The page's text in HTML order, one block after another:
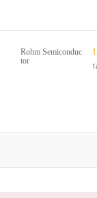
Rohm Semiconduc
tor